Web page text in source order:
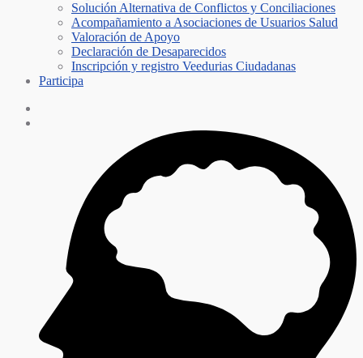
Solución Alternativa de Conflictos y Conciliaciones
Acompañamiento a Asociaciones de Usuarios Salud
Valoración de Apoyo
Declaración de Desaparecidos
Inscripción y registro Veedurias Ciudadanas
Participa